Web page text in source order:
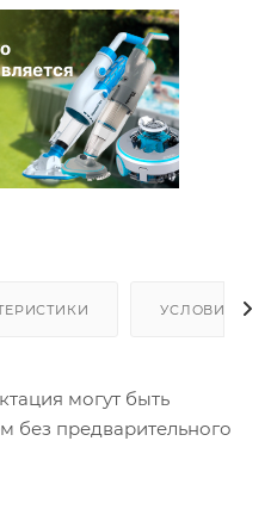
УСЛОВИЯ
могут быть
без предварительного